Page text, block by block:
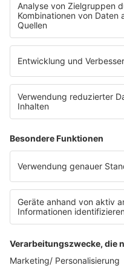
Fahrradparkhaus
Die Uniklinik Tübingen
eröffnet. Direkt an der
E-Bikes über eine
Impressum